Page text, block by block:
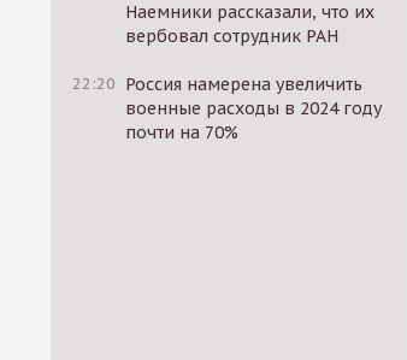
Наемники рассказали, что их
вербовал сотрудник РАН
22:20 Россия намерена увеличить
военные расходы в 2024 году
почти на 70%